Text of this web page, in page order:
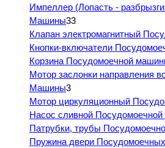
Импеллер (Лопасть -
Машины33
Клапан электромагнитный
Кнопки-включатели
Корзина Посудомоечной
Мотор заслонки направления
Машины3
Мотор циркуляционный
Насос сливной
Патрубки, трубы
Пружина двери